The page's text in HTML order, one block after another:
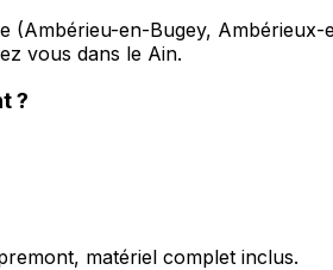
(Ambérieu-en-Bugey,
vous dans le Ain.
?
matériel complet inclus.